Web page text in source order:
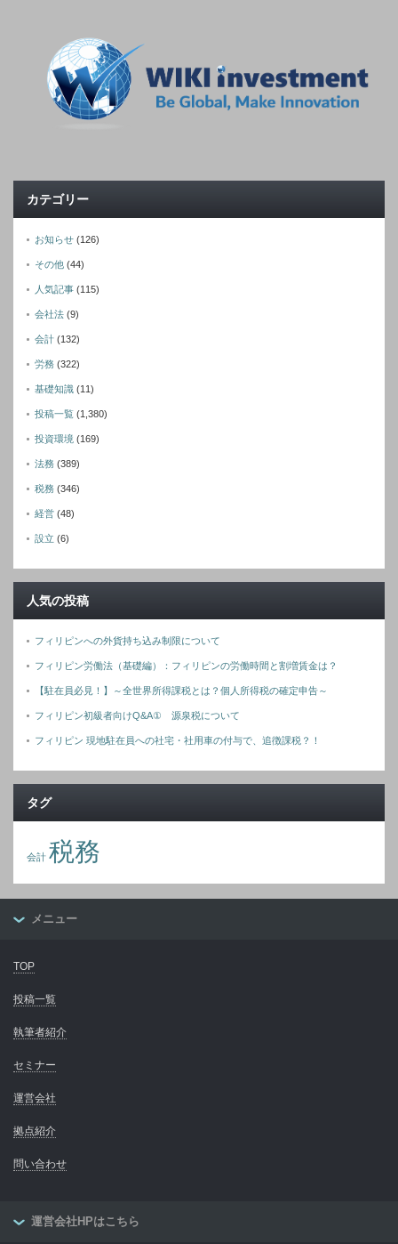
カテゴリー
お知らせ (126)
その他 (44)
人気記事 (115)
会社法 (9)
会計 (132)
労務 (322)
基礎知識 (11)
投稿一覧 (1,380)
投資環境 (169)
法務 (389)
税務 (346)
経営 (48)
設立 (6)
人気の投稿
フィリピンへの外貨持ち込み制限について
フィリピン労働法（基礎編）：フィリピンの労働時間と割増賃金は？
【駐在員必見！】～全世界所得課税とは？個人所得税の確定申告～
フィリピン初級者向けQ&A① 源泉税について
フィリピン 現地駐在員への社宅・社用車の付与で、追徴課税？！
タグ
会計 税務
メニュー
TOP
投稿一覧
執筆者紹介
セミナー
運営会社
拠点紹介
問い合わせ
運営会社HPはこちら